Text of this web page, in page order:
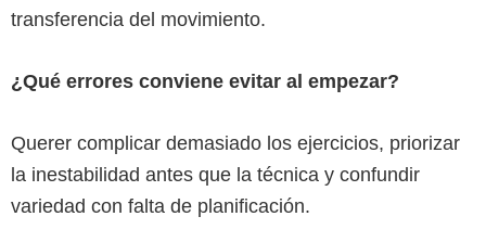
transferencia del movimiento.
¿Qué errores conviene evitar al empezar?
Querer complicar demasiado los ejercicios, priorizar
la inestabilidad antes que la técnica y confundir
variedad con falta de planificación.